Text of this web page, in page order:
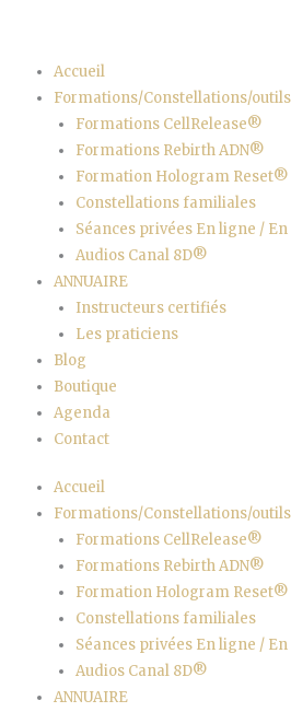
contenuAccueil
Formations/Constellations/outils
Formations CellRelease®
Formations Rebirth ADN®
Formation Hologram Reset®
Constellations familiales
Séances privées En ligne /
Audios Canal 8D®
ANNUAIRE
Instructeurs certifiés
Les praticiens
Blog
Boutique
Agenda
Contact
Accueil
Formations/Constellations/outils
Formations CellRelease®
Formations Rebirth ADN®
Formation Hologram Reset®
Constellations familiales
Séances privées En ligne /
Audios Canal 8D®
ANNUAIRE